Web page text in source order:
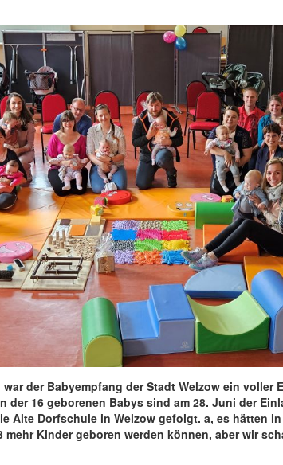
der Babyempfang der Stadt Welzow ein voller
der 16 geborenen Babys sind am 28. Juni der
Alte Dorfschule in Welzow gefolgt. a, es hätten
mehr Kinder geboren werden können, aber wir